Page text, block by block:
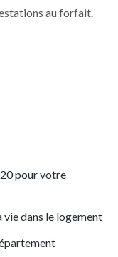
au forfait.
pour votre
dans le logement